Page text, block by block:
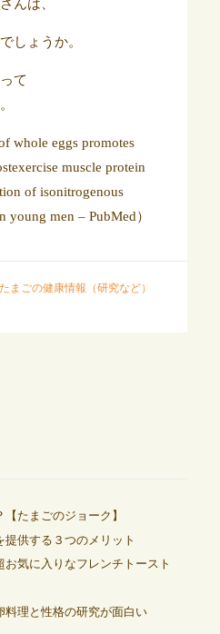
んは、
しょうか。
て
whole eggs promotes
muscle protein
of isonitrogenous
young men – PubMed）
たまごの健康情報（研究など）
たまごのジョーク】
供する３つのメリット
お気に入りなフレンチトースト
料理と性格の研究が面白い